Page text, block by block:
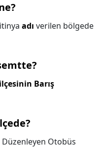
adı verilen bölgede
Barış
Otobüs